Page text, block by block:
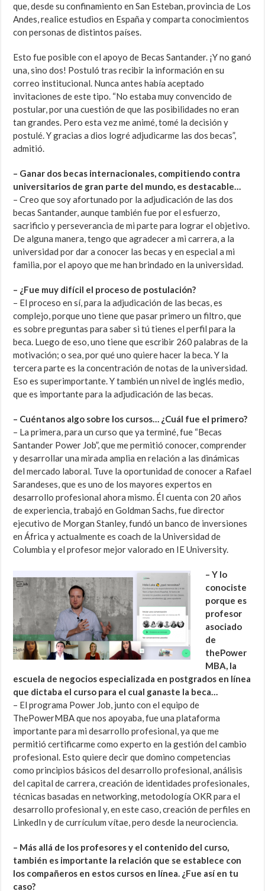
que, desde su confinamiento en San Esteban, provincia de Los
Andes, realice estudios en España y comparta conocimientos
con personas de distintos países.
Esto fue posible con el apoyo de Becas Santander. ¡Y no ganó
una, sino dos! Postuló tras recibir la información en su
correo institucional. Nunca antes había aceptado
invitaciones de este tipo. “No estaba muy convencido de
postular, por una cuestión de que las posibilidades no eran
tan grandes. Pero esta vez me animé, tomé la decisión y
postulé. Y gracias a dios logré adjudicarme las dos becas”,
admitió.
– Ganar dos becas internacionales, compitiendo contra
universitarios de gran parte del mundo, es destacable…
– Creo que soy afortunado por la adjudicación de las dos
becas Santander, aunque también fue por el esfuerzo,
sacrificio y perseverancia de mi parte para lograr el objetivo.
De alguna manera, tengo que agradecer a mi carrera, a la
universidad por dar a conocer las becas y en especial a mi
familia, por el apoyo que me han brindado en la universidad.
– ¿Fue muy difícil el proceso de postulación?
– El proceso en sí, para la adjudicación de las becas, es
complejo, porque uno tiene que pasar primero un filtro, que
es sobre preguntas para saber si tú tienes el perfil para la
beca. Luego de eso, uno tiene que escribir 260 palabras de la
motivación; o sea, por qué uno quiere hacer la beca. Y la
tercera parte es la concentración de notas de la universidad.
Eso es superimportante. Y también un nivel de inglés medio,
que es importante para la adjudicación de las becas.
– Cuéntanos algo sobre los cursos… ¿Cuál fue el primero?
– La primera, para un curso que ya terminé, fue “Becas
Santander Power Job”, que me permitió conocer, comprender
y desarrollar una mirada amplia en relación a las dinámicas
del mercado laboral. Tuve la oportunidad de conocer a Rafael
Sarandeses, que es uno de los mayores expertos en
desarrollo profesional ahora mismo. Él cuenta con 20 años
de experiencia, trabajó en Goldman Sachs, fue director
ejecutivo de Morgan Stanley, fundó un banco de inversiones
en África y actualmente es coach de la Universidad de
Columbia y el profesor mejor valorado en IE University.
– Y lo
conociste
porque es
profesor
asociado
de
thePower
MBA, la
escuela de negocios especializada en postgrados en línea
que dictaba el curso para el cual ganaste la beca…
– El programa Power Job, junto con el equipo de
ThePowerMBA que nos apoyaba, fue una plataforma
importante para mi desarrollo profesional, ya que me
permitió certificarme como experto en la gestión del cambio
profesional. Esto quiere decir que domino competencias
como principios básicos del desarrollo profesional, análisis
del capital de carrera, creación de identidades profesionales,
técnicas basadas en networking, metodología OKR para el
desarrollo profesional y, en este caso, creación de perfiles en
LinkedIn y de currículum vítae, pero desde la neurociencia.
– Más allá de los profesores y el contenido del curso,
también es importante la relación que se establece con
los compañeros en estos cursos en línea. ¿Fue así en tu
caso?